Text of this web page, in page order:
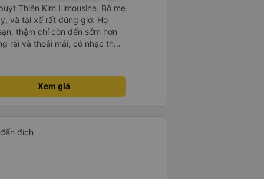
Thiên Kim Limousine. Bố mẹ
và tài xế rất đúng giờ. Họ
thậm chí còn đến sớm hơn
rãi và thoải mái, có nhạc thư
trợ trên Zalo đã trả lời mọi
suôn sẻ từ đầu đến cuối.
Xem giá
đích